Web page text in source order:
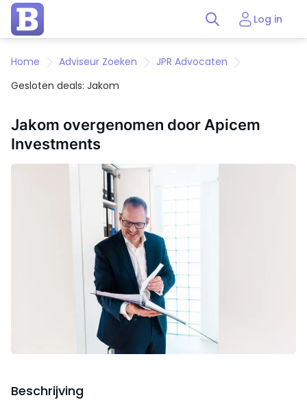
Log in
Home Adviseur Zoeken
JPR Advocaten
Gesloten deals: Jakom
Jakom overgenomen door Apicem
Investments
Beschrijving